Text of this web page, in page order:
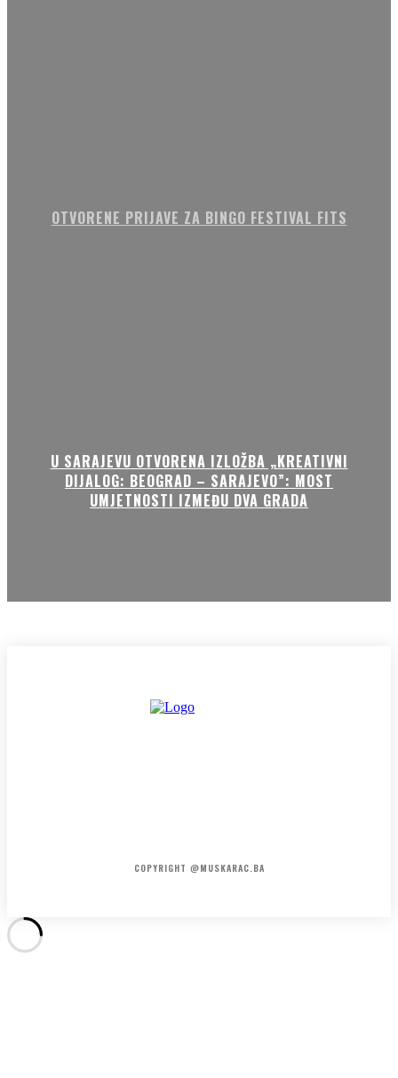
OTVORENE PRIJAVE ZA BINGO FESTIVAL FITS
U SARAJEVU OTVORENA IZLOŽBA „KREATIVNI
DIJALOG: BEOGRAD – SARAJEVO”: MOST
UMJETNOSTI IZMEĐU DVA GRADA
COPYRIGHT @MUSKARAC.BA